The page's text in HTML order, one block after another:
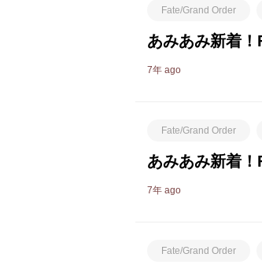
Fate/Grand Order
あみあみ新着
7年 ago
Fate/Grand Order
あみあみ新着
7年 ago
Fate/Grand Order